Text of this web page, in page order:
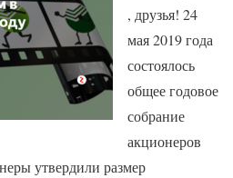
, друзья! 24
мая 2019 года
состоялось
общее годовое
собрание
акционеров
утвердили размер